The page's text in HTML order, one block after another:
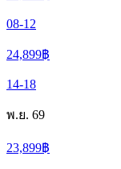
08-12
24,899฿
14-18
พ.ย. 69
23,899฿